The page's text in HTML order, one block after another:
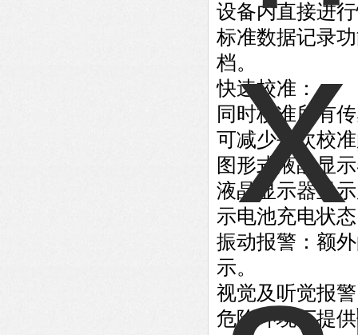
设备内直接进
标准数据记录
档。
快速校准：
同时校准所有
可减少每次校
图形式液晶显
液晶显示器显
示电池充电状
振动报警：额
示。
视觉及听觉报
危险环境下提